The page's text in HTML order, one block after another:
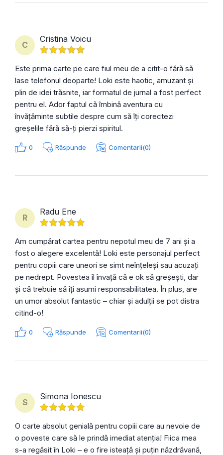
C
Cristina Voicu
Este prima carte pe care fiul meu de a citit-o fără să
lase telefonul deoparte! Loki este haotic, amuzant și
plin de idei trăsnite, iar formatul de jurnal a fost perfect
pentru el. Ador faptul că îmbină aventura cu
învățăminte subtile despre cum să îți corectezi
greșelile fără să-ți pierzi spiritul.
0 Răspunde Comentarii(0)
R
Radu Ene
Am cumpărat cartea pentru nepotul meu de 7 ani și a
fost o alegere excelentă! Loki este personajul perfect
pentru copiii care uneori se simt neînțeleși sau acuzați
pe nedrept. Povestea îl învață că e ok să greșești, dar
și că trebuie să îți asumi responsabilitatea. În plus, are
un umor absolut fantastic – chiar și adulții se pot distra
citind-o!
0 Răspunde Comentarii(0)
S
Simona Ionescu
O carte absolut genială pentru copiii care au nevoie de
o poveste care să le prindă imediat atenția! Fiica mea
s-a regăsit în Loki – e o fire isteață și puțin năzdrăvană,